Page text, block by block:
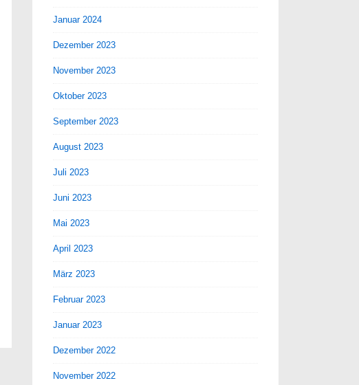
Januar 2024
Dezember 2023
November 2023
Oktober 2023
September 2023
August 2023
Juli 2023
Juni 2023
Mai 2023
April 2023
März 2023
Februar 2023
Januar 2023
Dezember 2022
November 2022